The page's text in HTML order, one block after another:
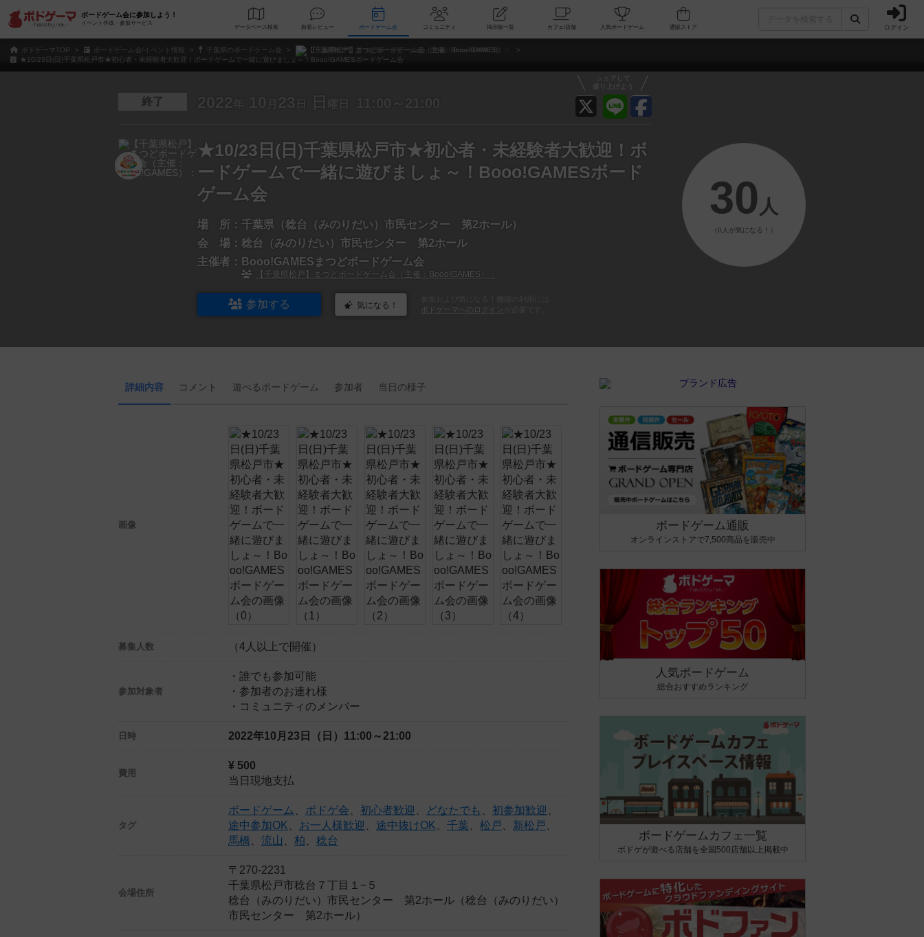
ボードゲーム会に参加しよう！
イベント作成・参加サービス
データベース 検索 新着レビュー ボードゲーム会 コミュニティ 掲示板一覧 カフェ/店舗 人気ボードゲーム ログイン
ボドゲーマTOP ボードゲーム会/イベント情報 千葉県のボードゲーム会
【千葉県松戸】まつどボードゲーム会（主催：Booo!GAMES）：
★10/23日(日)千葉県松戸市★初心者・未経験者大歓迎！ボードゲームで一緒に遊びましょ～！Booo!GAMESボードゲーム会
シェアして
盛り上げよう
終了 2022 年 10 月 23 日 日 曜日 11:00～21:00
★10/23日(日)千葉県松戸市★初心者・未経験者大歓迎！ボ
ードゲームで一緒に遊びましょ～！Booo!GAMESボード
ゲーム会
場 所： 千葉県（稔台（みのりだい）市民センター 第2ホール）
会 場： 稔台（みのりだい）市民センター 第2ホール
主催者： Booo!GAMESまつどボードゲーム会
【千葉県松戸】まつどボードゲーム会（主催：Booo!GAMES）：
参加する 気になる！
ボドゲーマへのログイン
30 人
（0人が気になる！）
詳細内容 コメント 遊べるボードゲーム 参加者 当日の様子
画像
募集人数 （4人以上で開催）
参加対象者
・誰でも参加可能
・参加者のお連れ様
・コミュニティのメンバー
日時 2022年10月23日（日） 11:00～21:00
費用
¥ 500
当日現地支払
タグ
ボードゲーム ボドゲ会 初心者歓迎 どなたでも 初参加歓迎
途中参加OK
お一人様歓迎 途中抜けOK 千葉 松戸 新松戸
馬橋
流山 柏 稔台
会場住所
〒270-2231
千葉県松戸市稔台７丁目１−５
稔台（みのりだい）市民センター 第2ホール（稔台（みのりだい）
市民センター 第2ホール）
ボードゲーム通販
オンラインストアで7,500商品を販売中
人気ボードゲーム
総合おすすめランキング
ボードゲームカフェ一覧
ボドゲが遊べる店舗を全国500店舗以上掲載中